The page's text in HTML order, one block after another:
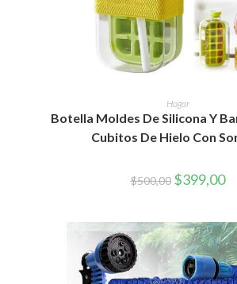
AÑADIR AL CARRITO
Hogar
Botella Moldes De Silicona Y
Cubitos De Hielo Con
$500,00 El
precio
$500,00.
$399,00El